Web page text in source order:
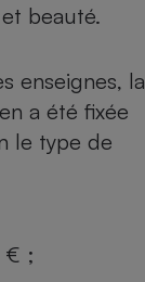
beauté.
enseignes, la
a été fixée
le type de
€ ;